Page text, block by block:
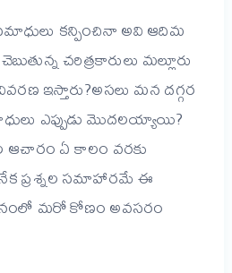
కన్పించినా అవి ఆదిమ
చరిత్రకారులు మల్లూరు
ఇస్తారు?అసలు మన దగ్గర
ఎప్పుడు మొదలయ్యాయి?
ఆచారం ఏ కాలం వరకు
ప్రశ్నల సమాహారమే ఈ
మరో కోణం అవసరం